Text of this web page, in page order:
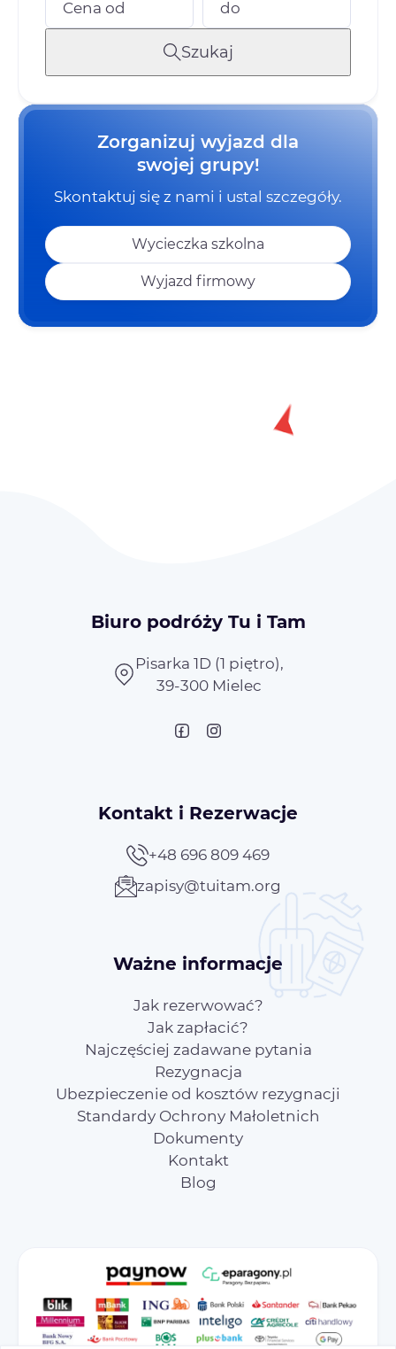
Cena od do
Szukaj
Zorganizuj wyjazd dla
swojej grupy!
Skontaktuj się z nami i ustal szczegóły.
Wycieczka szkolna
Wyjazd firmowy
Biuro podróży Tu i Tam
Pisarka 1D (1 piętro),
39-300 Mielec
Kontakt i Rezerwacje
+48 696 809 469
zapisy@tuitam.org
Ważne informacje
Jak rezerwować?
Jak zapłacić?
Najczęściej zadawane pytania
Rezygnacja
Ubezpieczenie od kosztów rezygnacji
Standardy Ochrony Małoletnich
Dokumenty
Kontakt
Blog